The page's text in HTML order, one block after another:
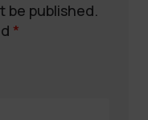
be published.
*